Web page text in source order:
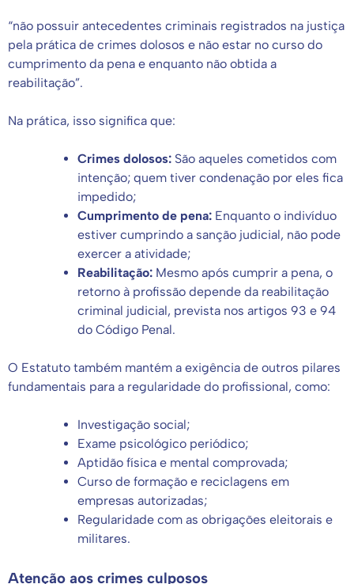
“não possuir antecedentes criminais registrados na justiça
pela prática de crimes dolosos e não estar no curso do
cumprimento da pena e enquanto não obtida a
reabilitação”.
Na prática, isso significa que:
Crimes dolosos: São aqueles cometidos com
intenção; quem tiver condenação por eles fica
impedido;
Cumprimento de pena: Enquanto o indivíduo
estiver cumprindo a sanção judicial, não pode
exercer a atividade;
Reabilitação: Mesmo após cumprir a pena, o
retorno à profissão depende da reabilitação
criminal judicial, prevista nos artigos 93 e 94
do Código Penal.
O Estatuto também mantém a exigência de outros pilares
fundamentais para a regularidade do profissional, como:
Investigação social;
Exame psicológico periódico;
Aptidão física e mental comprovada;
Curso de formação e reciclagens em
empresas autorizadas;
Regularidade com as obrigações eleitorais e
militares.
Atenção aos crimes culposos